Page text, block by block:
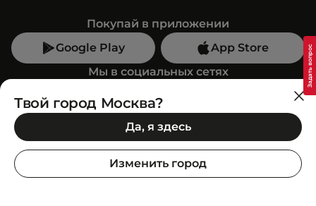
Покупай в приложении
Google Play
App Store
Мы в социальных сетях
Позвони нам
+7 (499) 350-55-33
C 10:00 до 19:00
SuperStep-бот
Твой город Москва?
Да, я здесь
Изменить город